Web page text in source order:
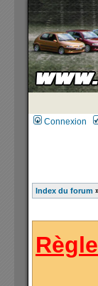
Connexion
Index du forum